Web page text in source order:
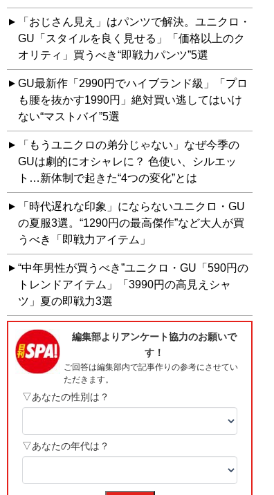
「おじさん見え」はパンツで解決。ユニクロ・
GU「スタイルを良く見せる」「価格以上のク
オリティ」買うべき“即戦力パンツ”5選
GU最新作「2990円でハイブランド級」「プロ
も腰を抜かす1990円」絶対買い逃してはいけ
ない“マストバイ”5選
「もうユニクロの弟分じゃない」なぜ今季の
GUは劇的にオシャレに？ 色使い、シルエッ
ト…新体制で起きた“4つの変化”とは
「時代遅れな印象」にならないユニクロ・GU
の夏服3選。“1290円の最高傑作”など大人が買
うべき「即戦力アイテム」
“中年男性が買うべき”ユニクロ・GU「590円の
トレンドアイテム」「3990円の高見えシャ
ツ」夏の即戦力3選